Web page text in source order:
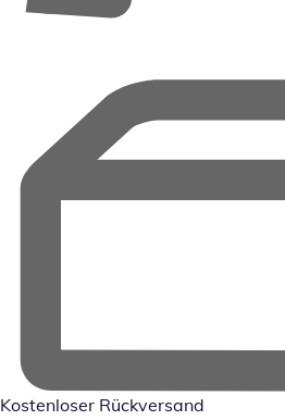
Kostenloser Rückversand